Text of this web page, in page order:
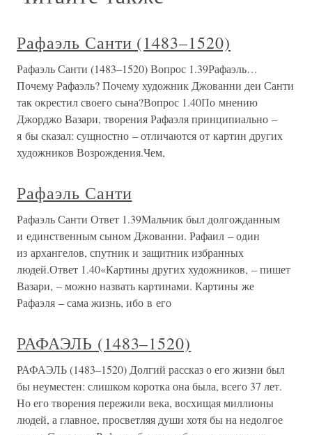
Рафаэль Санти (1483–1520)
Рафаэль Санти (1483–1520) Вопрос 1.39Рафаэль…
Почему Рафаэль? Почему художник Джованни деи Санти
так окрестил своего сына?Вопрос 1.40По мнению
Джорджо Вазари, творения Рафаэля принципиально –
я бы сказал: сущностно – отличаются от картин других
художников Возрождения.Чем,
Рафаэль Санти
Рафаэль Санти Ответ 1.39Мальчик был долгожданным
и единственным сыном Джованни. Рафаил – один
из архангелов, спутник и защитник избранных
людей.Ответ 1.40«Картины других художников, – пишет
Вазари, – можно назвать картинами. Картины же
Рафаэля – сама жизнь, ибо в его
РАФАЭЛЬ (1483–1520)
РАФАЭЛЬ (1483–1520) Долгий рассказ о его жизни был
бы неуместен: слишком коротка она была, всего 37 лет.
Но его творения пережили века, восхищая миллионы
людей, а главное, просветляя души хотя бы на недолгое